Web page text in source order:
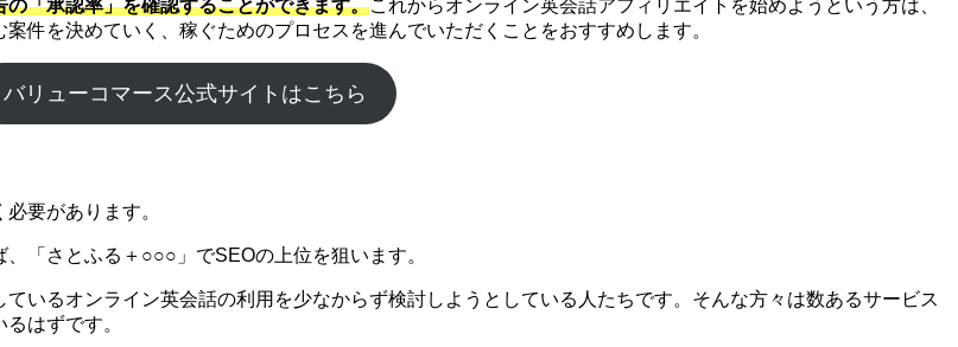
「承認率」を確認することができます。これからオンライン英会話アフィリエイトを始めようという方は、
件を決めていく、稼ぐためのプロセスを進んでいただくことをおすすめします。
バリューコマース公式サイトはこちら
要があります。
「さとふる＋○○○」でSEOの上位を狙います。
いるオンライン英会話の利用を少なからず検討しようとしている人たちです。そんな方々は数あるサービス
はずです。